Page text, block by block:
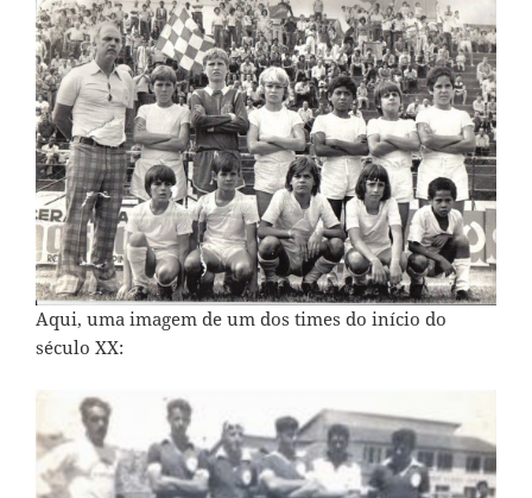
Aqui, uma imagem de um dos times do início do
século XX: